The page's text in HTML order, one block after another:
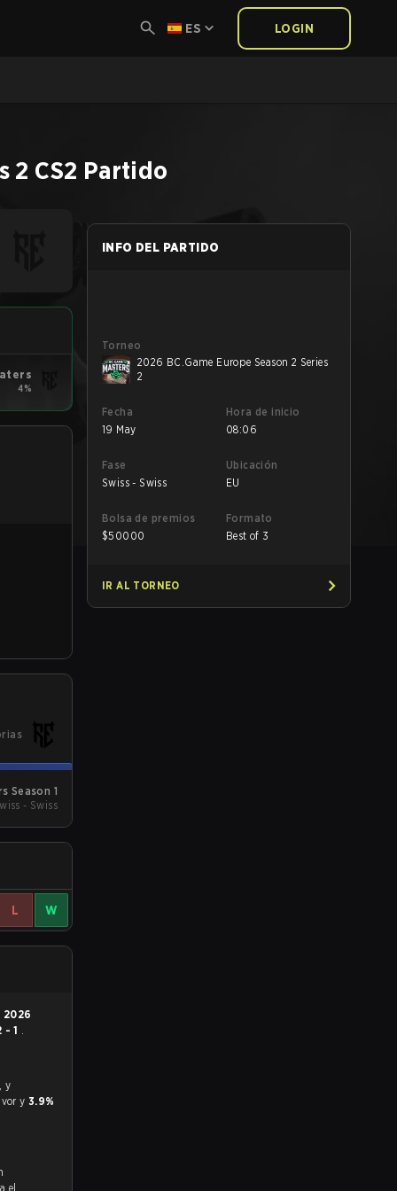
ES LOGIN
2 CS2 Partido
4%
Season 1
- Swiss
L W
2026
- 1 .
y 3.9%
el
INFO DEL PARTIDO
Torneo
2026 BC.Game Europe Season 2 Series
2
Fecha
19 May
Hora de inicio
08:06
Fase
Swiss - Swiss
Ubicación
EU
Bolsa de premios
$50000
Formato
Best of 3
IR AL TORNEO